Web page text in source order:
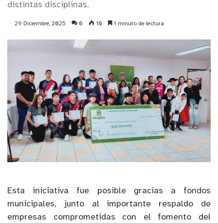
distintas disciplinas.
29 Diciembre, 2025 0 10 1 minuto de lectura
Esta iniciativa fue posible gracias a fondos
municipales, junto al importante respaldo de
empresas comprometidas con el fomento del